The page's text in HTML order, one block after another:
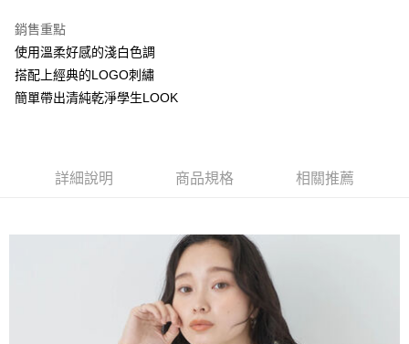
台灣樂天信用卡公司
大哥付你分期
相關說明
【大哥付你分期使用說明】
1.本服務由台灣大哥大提供，台灣大哥大用戶可立即使用無須另外申請。
4.訂單成立30分鐘內，如未前往確認交易或遇審核未通過，訂單將自動取
1.分期款項不併入電信帳單，「大哥付你分期」於每月結算日後寄送繳費提
2.透過簡訊連結打開帳單後，可選擇「超商條碼／台灣大直營門市／銀行轉
帳／街口支付／iPASS MONEY」等通路繳費。
AFTEE先享後付
便利好安心！
１．簡單：不需註冊會員、不需綁卡、不需儲值。
【「AFTEE先享後付」結帳流程】
１．於結帳方式選擇「AFTEE先享後付」後，將跳轉至「AFTEE先享後付」
結帳頁面，進行簡訊認證並確認金額後，即可完成結帳。
２．訂單成立數日內，您將收到繳費通知簡訊。
３．收到繳費通知簡訊後14天內，點擊此簡訊中的連結，可透過四大超商／
ATM／網路銀行／等多元方式進行付款，方視為交易完成。
每筆NT$60，滿NT$388(含以上)免運費
每筆NT$60，滿NT$388(含以上)免運費
銷售重點
使用溫柔好感的淺白色調
搭配上經典的LOGO刺繡
簡單帶出清純乾淨學生LOOK
詳細說明 商品規格 相關推薦